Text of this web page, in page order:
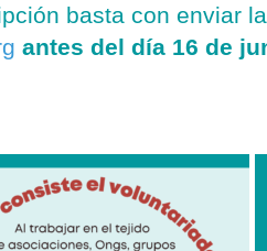
basta con enviar la
antes del día 16 de